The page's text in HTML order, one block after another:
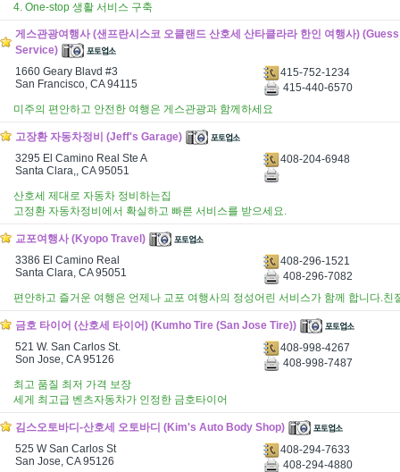
4. One-stop 생활 서비스 구축
게스관광여행사 (샌프란시스코 오클랜드 산호세 산타클라라 한인 여행사)
Service)
1660 Geary Blavd #3
San Francisco, CA 94115
415-752-1234
415-440-6570
미주의 편안하고 안전한 여행은 게스관광과 함께하세요
고장환 자동차정비 (Jeff's Garage)
3295 El Camino Real Ste A
Santa Clara,, CA 95051
408-204-6948
산호세 제대로 자동차 정비하는집
고정환 자동차정비에서 확실하고 빠른 서비스를 받으세요.
교포여행사 (Kyopo Travel)
3386 El Camino Real
Santa Clara, CA 95051
408-296-1521
408-296-7082
편안하고 즐거운 여행은 언제나 교포 여행사의 정성어린 서비스가 함께 합니다.친
금호 타이어 (산호세 타이어) (Kumho Tire (San Jose Tire))
521 W. San Carlos St.
Son Jose, CA 95126
408-998-4267
408-998-7487
최고 품질 최저 가격 보장
세게 최고급 벤츠자동차가 인정한 금호타이어
김스오토바디-산호세 오토바디 (Kim's Auto Body Shop)
525 W San Carlos St
San Jose, CA 95126
408-294-7633
408-294-4880